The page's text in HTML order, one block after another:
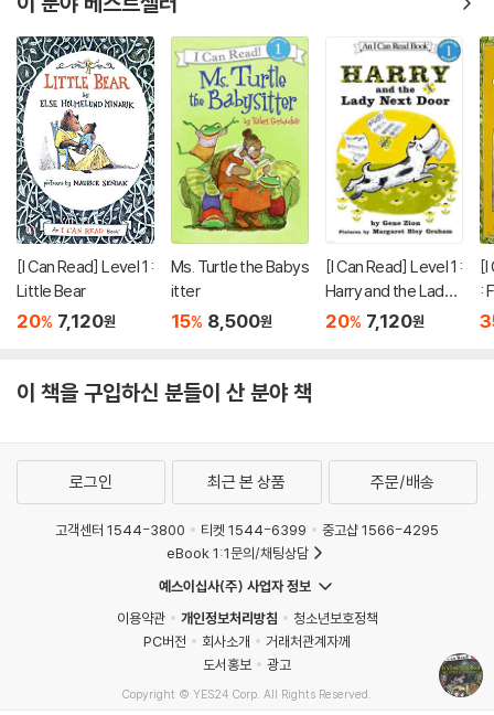
[I Can Read] Level 1 :
Little Bear
20% 7,120원
Ms. Turtle the Babys
itter
15% 8,500원
[I Can Read] Level 1 :
Harry and the Lady
Next Door
20% 7,120원
[I
:
이 책을 구입하신 분들이 산 분야 책
로그인 최근 본 상품 주문/배송
고객센터 1544-3800 티켓 1544-6399
중고샵 1566-4295
eBook 1:1문의/채팅상담
예스이십사(주) 사업자 정보
이용약관
개인정보처리방침
청소년보호정책
PC버전
회사소개
거래처관계자께
도서홍보
광고
Copyright © YES24 Corp. All Rights Reserved.